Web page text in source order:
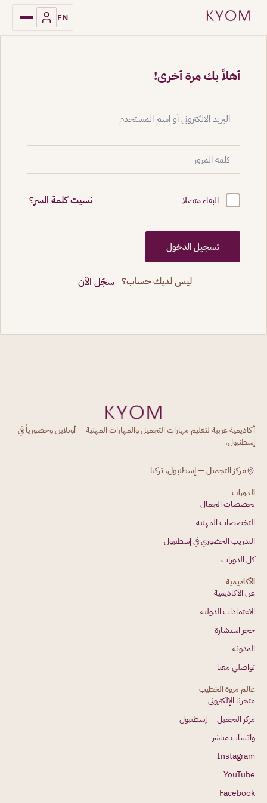
EN
أهلاً بك مرة أخرى!
البقاء متصلا نسيت كلمة السر؟
تسجيل الدخول
ليس لديك حساب؟ سجّل الآن
أكاديمية عربية لتعليم مهارات التجميل والمهارات المهنية — أونلاين وحضورياً في
إسطنبول.
مركز التجميل — إسطنبول، تركيا
الدورات
تخصصات الجمال
التخصصات المهنية
التدريب الحضوري في إسطنبول
كل الدورات
الأكاديمية
عن الأكاديمية
الاعتمادات الدولية
حجز استشارة
المدونة
تواصلي معنا
عالم مروة الخطيب
متجرنا الإلكتروني
مركز التجميل — إسطنبول
واتساب مباشر
Instagram
YouTube
Facebook